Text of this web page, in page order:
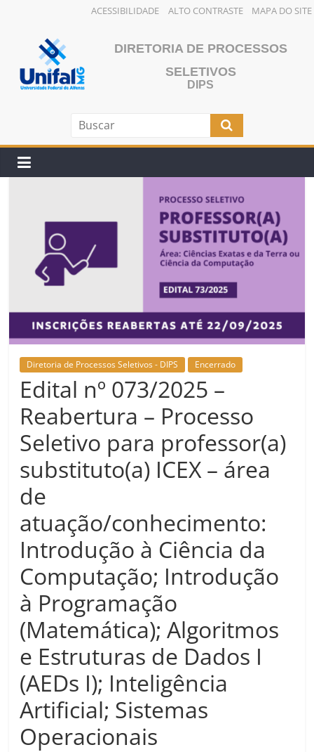
ACESSIBILIDADE ALTO CONTRASTE MAPA DO SITE
conteúdo
DIRETORIA DE PROCESSOS
SELETIVOS
DIPS
Diretoria de Processos Seletivos - DIPS Encerrado
Edital nº 073/2025 –
Reabertura – Processo
Seletivo para professor(a)
substituto(a) ICEX – área
de
atuação/conhecimento:
Introdução à Ciência da
Computação; Introdução
à Programação
(Matemática); Algoritmos
e Estruturas de Dados I
(AEDs I); Inteligência
Artificial; Sistemas
Operacionais